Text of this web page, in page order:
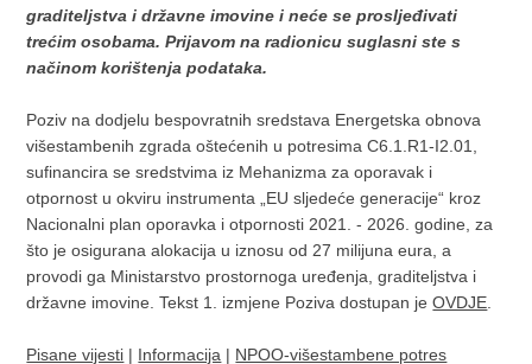
graditeljstva i državne imovine i neće se prosljeđivati
trećim osobama. Prijavom na radionicu suglasni ste s
načinom korištenja podataka.
Poziv na dodjelu bespovratnih sredstava Energetska obnova
višestambenih zgrada oštećenih u potresima C6.1.R1-I2.01,
sufinancira se sredstvima iz Mehanizma za oporavak i
otpornost u okviru instrumenta „EU sljedeće generacije“ kroz
Nacionalni plan oporavka i otpornosti 2021. - 2026. godine, za
što je osigurana alokacija u iznosu od 27 milijuna eura, a
provodi ga Ministarstvo prostornoga uređenja, graditeljstva i
državne imovine. Tekst 1. izmjene Poziva dostupan jeOVDJE
Pisane vijesti | Informacija | NPOO-višestambene potres